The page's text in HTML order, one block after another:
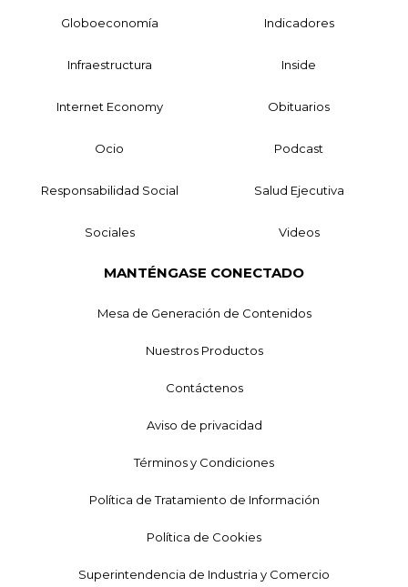
Globoeconomía Indicadores
Infraestructura Inside
Internet Economy Obituarios
Ocio Podcast
Responsabilidad Social Salud Ejecutiva
Sociales Videos
MANTÉNGASE CONECTADO
Mesa de Generación de Contenidos
Nuestros Productos
Contáctenos
Aviso de privacidad
Términos y Condiciones
Política de Tratamiento de Información
Política de Cookies
Superintendencia de Industria y Comercio